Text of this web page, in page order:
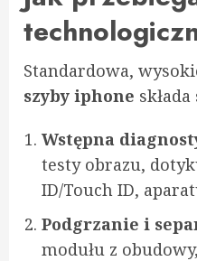
Standardowa,
szyby iphone
Wstępna
testy obrazu,
ID/Touch ID,
Podgrzanie i
modułu z